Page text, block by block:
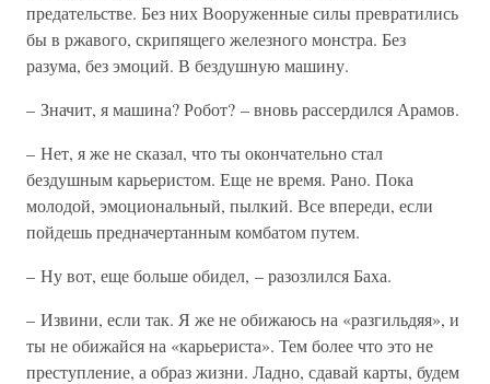
предательстве. Без них Вооруженные силы превратились
бы в ржавого, скрипящего железного монстра. Без
разума, без эмоций. В бездушную машину.
– Значит, я машина? Робот? – вновь рассердился Арамов.
– Нет, я же не сказал, что ты окончательно стал
бездушным карьеристом. Еще не время. Рано. Пока
молодой, эмоциональный, пылкий. Все впереди, если
пойдешь предначертанным комбатом путем.
– Ну вот, еще больше обидел, – разозлился Баха.
– Извини, если так. Я же не обижаюсь на «разгильдяя», и
ты не обижайся на «карьериста». Тем более что это не
преступление, а образ жизни. Ладно, сдавай карты, будем